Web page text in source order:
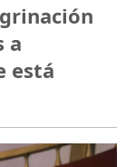
a
está